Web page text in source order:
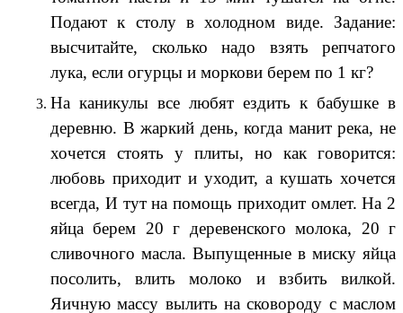
Подают к столу в холодном виде. Задание:
высчитайте, сколько надо взять репчатого
лука, если огурцы и моркови берем по 1 кг?
На каникулы все любят ездить к бабушке в
деревню. В жаркий день, когда манит река, не
хочется стоять у плиты, но как говорится:
любовь приходит и уходит, а кушать хочется
всегда, И тут на помощь приходит омлет. На 2
яйца берем 20 г деревенского молока, 20 г
сливочного масла. Выпущенные в миску яйца
посолить, влить молоко и взбить вилкой.
Яичную массу вылить на сковороду с маслом